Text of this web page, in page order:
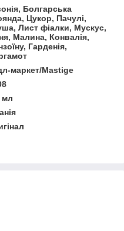
Болгарська
Цукор, Пачулі,
Лист фіалки, Мускус,
Малина, Конвалія,
Гарденія,
маркет/Mastige
мл